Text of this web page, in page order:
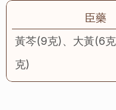
臣藥
黃芩(9克)、大黃(6
克)